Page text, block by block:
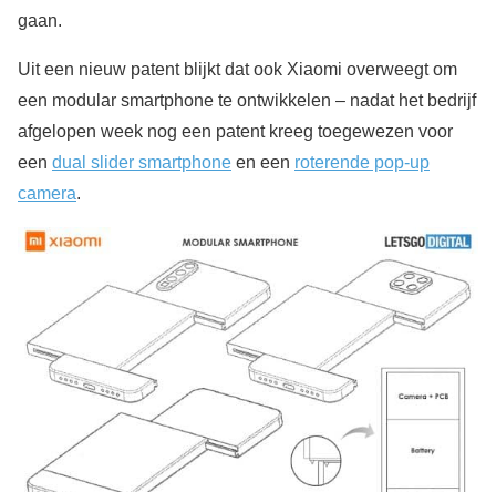
gaan.
Uit een nieuw patent blijkt dat ook Xiaomi overweegt om
een modular smartphone te ontwikkelen – nadat het bedrijf
afgelopen week nog een patent kreeg toegewezen voor
een dual slider smartphone en een roterende pop-up
camera.